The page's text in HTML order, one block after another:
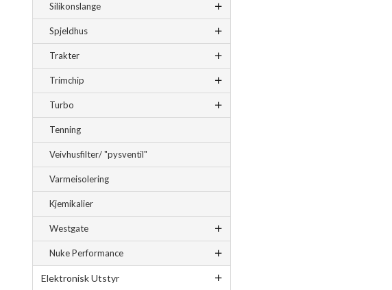
Silikonslange
Spjeldhus
Trakter
Trimchip
Turbo
Tenning
Veivhusfilter/ "pysventil"
Varmeisolering
Kjemikalier
Westgate
Nuke Performance
Elektronisk Utstyr